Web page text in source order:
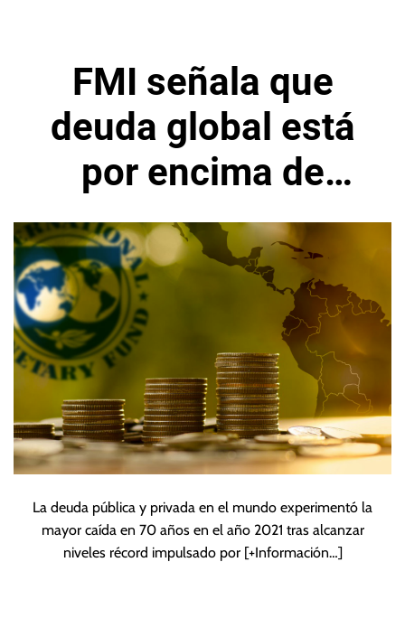
FMI señala que
deuda global está
por encima de
niveles previos a la
pandemia
La deuda pública y privada en el mundo experimentó la
mayor caída en 70 años en el año 2021 tras alcanzar
niveles récord impulsado por [+Información…]